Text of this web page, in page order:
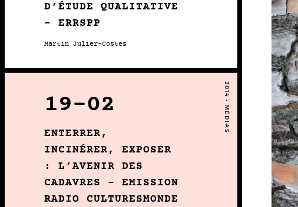
D’ÉTUDE QUALITATIVE
– ERRSPP
Martin Julier-Costes
19-02
ENTERRER,
INCINÉRER, EXPOSER
: L’AVENIR DES
CADAVRES – EMISSION
RADIO CULTURESMONDE
2014 • MÉDIAS